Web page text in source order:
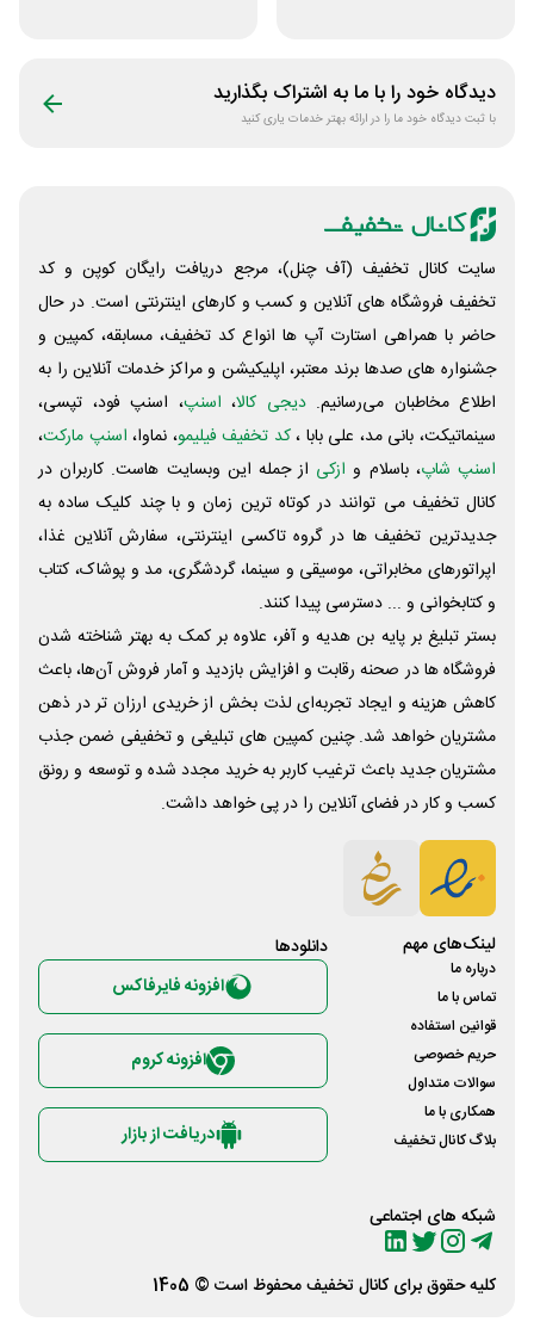
دیدگاه خود را با ما به اشتراک بگذارید
با ثبت دیدگاه خود ما را در ارائه بهتر خدمات یاری کنید
سایت کانال تخفیف (آف چنل)، مرجع دریافت رایگان کوپن و کد
تخفیف فروشگاه های آنلاین و کسب و‌ کارهای اینترنتی است. در حال
حاضر با همراهی استارت آپ ها انواع کد تخفیف، مسابقه، کمپین و
جشنواره های صدها برند معتبر، اپلیکیشن و مراکز خدمات آنلاین را به
اطلاع مخاطبان می‌رسانیم. دیجی کالا، اسنپ، اسنپ فود، تپسی،
سینماتیکت، بانی مد، علی‌ بابا ،کد تخفیف فیلیمو، نماوا، اسنپ مارکت،
اسنپ شاپ، باسلام و ازکی از جمله این وبسایت ‌هاست. کاربران در
کانال تخفیف می توانند در کوتاه ترین زمان و با چند کلیک ساده به
جدیدترین تخفیف ها در گروه تاکسی اینترنتی، سفارش آنلاین غذا،
اپراتورهای مخابراتی، موسیقی و سینما، گردشگری، مد و پوشاک، کتاب
و کتابخوانی و ... دسترسی پیدا کنند.
بستر تبلیغ بر پایه بن هدیه و آفر، علاوه بر کمک به بهتر شناخته شدن
فروشگاه ها در صحنه رقابت و افزایش بازدید و آمار فروش آن‌ها، باعث
کاهش هزینه و ایجاد تجربه‌ای لذت بخش از خریدی ارزان تر در ذهن
مشتریان خواهد شد. چنین کمپین های تبلیغی و تخفیفی ضمن جذب
مشتریان جدید باعث ترغیب کاربر به خرید مجدد شده و توسعه و رونق
کسب و کار در فضای آنلاین را در پی خواهد داشت.
لینک‌های مهم
درباره ما
تماس با ما
قوانین استفاده
حریم خصوصی
سوالات متداول
همکاری با ما
بلاگ کانال تخفیف
شبکه های اجتماعی
دانلود‌ها
افزونه فایرفاکس
افزونه کروم
دریافت از بازار
کلیه حقوق برای کانال تخفیفمحفوظ است © 1405